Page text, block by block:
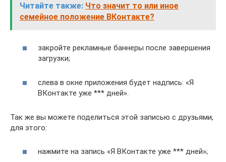
Читайте также: Что значит то или иное
семейное положение ВКонтакте?
закройте рекламные баннеры после завершения
загрузки;
слева в окне приложения будет надпись: «Я
ВКонтакте уже *** дней».
Так же вы можете поделиться этой записью с друзьями,
для этого:
нажмите на запись «Я ВКонтакте уже *** дней»;